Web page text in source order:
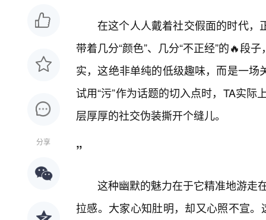
分享
在这个人人戴着社交假面的时代，
带着几分“颜色”、几分“不正经”的🔥段
实，这绝非单纯的低级趣味，而是一
试用“污”作为话题的切入点时，TA实
层厚厚的社交伪装撕开个缝儿。
”
这种幽默的魅力在于它精准地游走
拉感。大家心知肚明，却又心照不宣